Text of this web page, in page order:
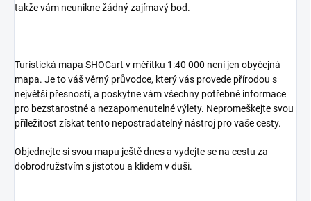
takže vám neunikne žádný zajímavý bod.
Turistická mapa SHOCart v měřítku 1:40 000 není jen obyčejná
mapa. Je to váš věrný průvodce, který vás provede přírodou s
největší přesností, a poskytne vám všechny potřebné informace
pro bezstarostné a nezapomenutelné výlety. Nepromeškejte svou
příležitost získat tento nepostradatelný nástroj pro vaše cesty.
Objednejte si svou mapu ještě dnes a vydejte se na cestu za
dobrodružstvím s jistotou a klidem v duši.